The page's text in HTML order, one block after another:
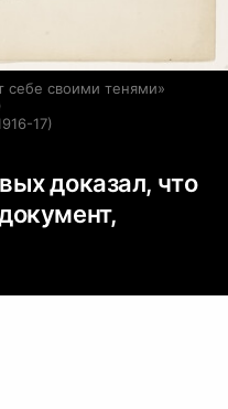
себе своими тенями»
17)
доказал, что